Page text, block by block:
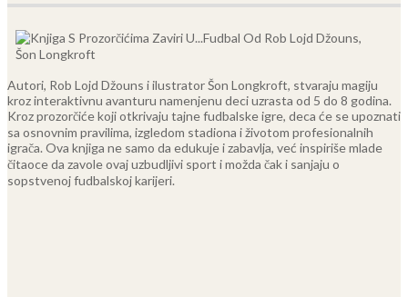
Autori, Rob Lojd Džouns i ilustrator Šon Longkroft, stvaraju magiju
kroz interaktivnu avanturu namenjenu deci uzrasta od 5 do 8 godina.
Kroz prozorčiće koji otkrivaju tajne fudbalske igre, deca će se upoznati
sa osnovnim pravilima, izgledom stadiona i životom profesionalnih
igrača. Ova knjiga ne samo da edukuje i zabavlja, već inspiriše mlade
čitaoce da zavole ovaj uzbudljivi sport i možda čak i sanjaju o
sopstvenoj fudbalskoj karijeri.